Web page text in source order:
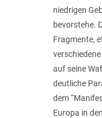
niedrigen
bevorstehe.
Fragmente,
auf seine
deutliche
dem
Europa in